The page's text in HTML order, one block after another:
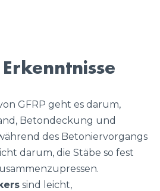
GFRP geht es darum,
Betondeckung und
des Betoniervorgangs
darum, die Stäbe so fest
sind leicht,